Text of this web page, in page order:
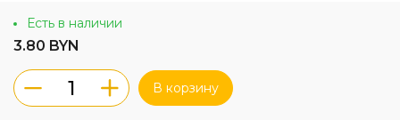
Есть в наличии
3.80 BYN
В корзину